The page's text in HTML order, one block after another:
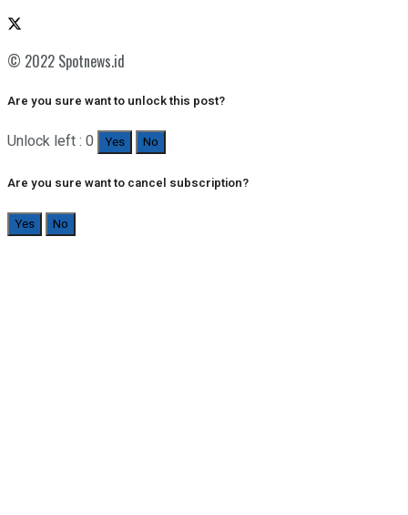
© 2022 Spotnews.id
Are you sure want to unlock this post?
Unlock left : 0 Yes No
Are you sure want to cancel subscription?
Yes No